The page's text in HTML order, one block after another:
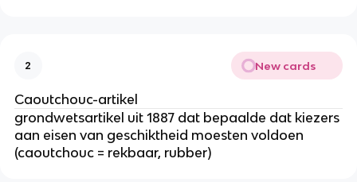
2 New cards
Caoutchouc-artikel
grondwetsartikel uit 1887 dat bepaalde dat kiezers
aan eisen van geschiktheid moesten voldoen
(caoutchouc = rekbaar, rubber)